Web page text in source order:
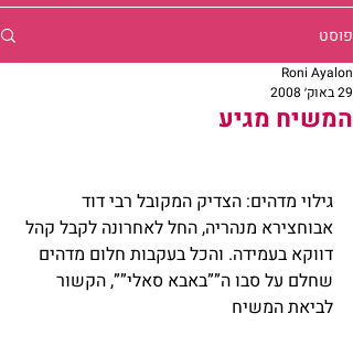
פוסט
המשיח מגיע
Roni Ayalon
29 באוק׳ 2008
גילוי מדהים: הצדיק המקובל רבי דוד
אבוחצירא מנהריה, החל לאחרונה לקבל קהל
דווקא בעמידה. והכל בעקבות חלום מדהים
שחלם על סבו ה””באבא סאלי””, הקשור
לביאת המשיח